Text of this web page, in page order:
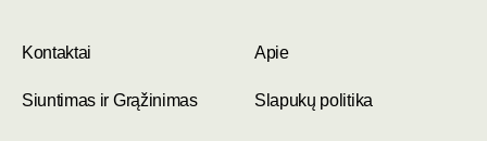
Kontaktai Apie
Siuntimas ir Grąžinimas Slapukų politika